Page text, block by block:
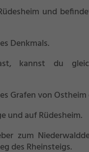
und
Denkmals.
kannst du
Grafen von
und auf Rüdesheim.
zum
des Rheinsteigs.